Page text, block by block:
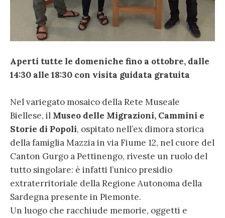
Aperti tutte le domeniche fino a ottobre, dalle
14:30 alle 18:30 con visita guidata gratuita
Nel variegato mosaico della Rete Museale
Biellese, il Museo delle Migrazioni, Cammini e
Storie di Popoli, ospitato nell’ex dimora storica
della famiglia Mazzia in via Fiume 12, nel cuore del
Canton Gurgo a Pettinengo, riveste un ruolo del
tutto singolare: è infatti l’unico presidio
extraterritoriale della Regione Autonoma della
Sardegna presente in Piemonte.
Un luogo che racchiude memorie, oggetti e